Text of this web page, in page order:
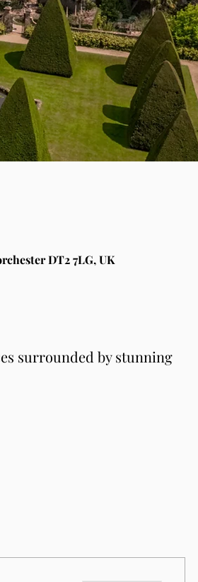
DT2 7LG, UK
surrounded by stunning